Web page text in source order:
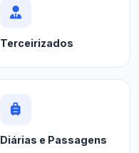
Terceirizados
Diárias e Passagens